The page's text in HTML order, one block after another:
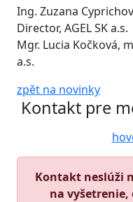
Ing. Zuzana
Director, AGEL SK a.s.
Mgr. Lucia Kočková,
a.s.
zpět na novinky
Kontakt pre
Kontakt neslúži
na